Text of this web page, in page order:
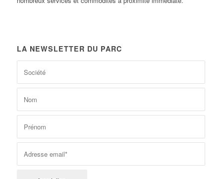
LA NEWSLETTER DU PARC